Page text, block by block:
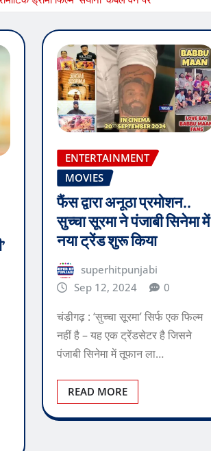
ENTERTAINMENT
MOVIES
फैंस द्वारा अनूठा प्रमोशन..
सुच्चा सूरमा ने पंजाबी सिनेमा में
नया ट्रेंड शुरू किया
superhitpunjabi
Sep 12, 2024
0
चंडीगढ़ : ‘सुच्चा सूरमा’ सिर्फ एक फिल्म
नहीं है – यह एक ट्रेंडसेटर है जिसने
पंजाबी सिनेमा में तूफान ला…
READ MORE